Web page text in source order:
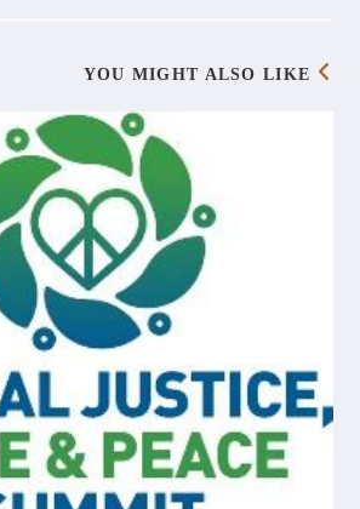
YOU MIGHT ALSO LIKE